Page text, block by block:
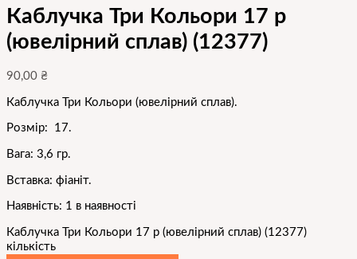
Каблучка Три Кольори 17 р
(ювелірний сплав) (12377)
90,00 ₴
Каблучка Три Кольори (ювелірний сплав).
Розмір: 17.
Вага: 3,6 гр.
Вставка: фіаніт.
Наявність: 1 в наявності
Каблучка Три Кольори 17 р (ювелірний сплав) (12377)
кількість